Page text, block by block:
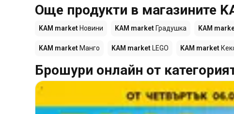
Още продукти в магазините
KAM market Новини KAM market Градушка KAM
KAM market Манго KAM market LEGO KAM market
Брошури онлайн от